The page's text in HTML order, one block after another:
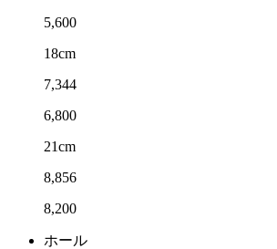
5,600
18cm
7,344
6,800
21cm
8,856
8,200
ホール